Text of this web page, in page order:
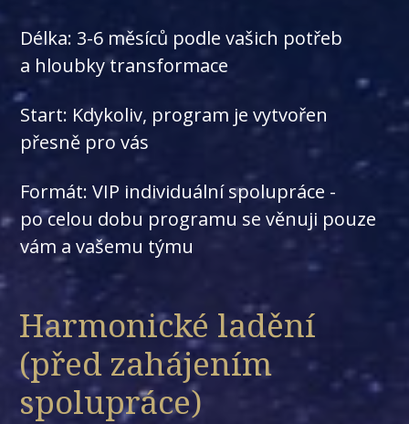
Délka: 3-6 měsíců podle vašich potřeb
a hloubky transformace
Start: Kdykoliv, program je vytvořen
přesně pro vás
Formát: VIP individuální spolupráce -
po celou dobu programu se věnuji pouze
vám a vašemu týmu
Harmonické ladění
(před zahájením
spolupráce)